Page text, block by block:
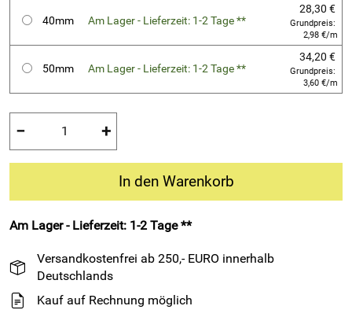
40mm Am Lager - Lieferzeit: 1-2 Tage **
28,30 €
Grundpreis:
2,98 €/m
50mm Am Lager - Lieferzeit: 1-2 Tage **
34,20 €
Grundpreis:
3,60 €/m
− +
In den Warenkorb
Am Lager - Lieferzeit: 1-2 Tage **
Versandkostenfrei ab 250,- EURO innerhalb
Deutschlands
Kauf auf Rechnung möglich